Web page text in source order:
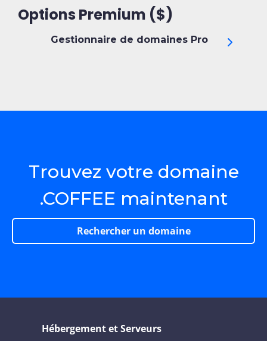
Options Premium ($)
Gestionnaire de domaines Pro
Trouvez votre domaine
.COFFEE maintenant
Rechercher un domaine
Hébergement et Serveurs